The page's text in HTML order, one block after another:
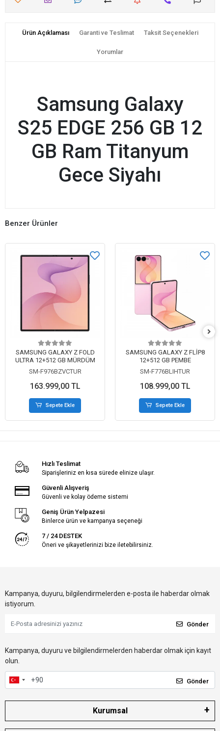
Ürün Açıklaması Garanti ve Teslimat Taksit Seçenekleri
Yorumlar
Samsung Galaxy
S25 EDGE 256 GB 12
GB Ram Titanyum
Gece Siyahı
Benzer Ürünler
SAMSUNG GALAXY Z FOLD
ULTRA 12+512 GB MÜRDÜM
SM-F976BZVCTUR
163.999,00 TL
Sepete Ekle
SAMSUNG GALAXY Z FLİP8
12+512 GB PEMBE
SM-F776BLIHTUR
108.999,00 TL
Sepete Ekle
Hızlı Teslimat
Siparişleriniz en kısa sürede elinize ulaşır.
Güvenli Alışveriş
Güvenli ve kolay ödeme sistemi
Geniş Ürün Yelpazesi
Binlerce ürün ve kampanya seçeneği
7 / 24 DESTEK
Öneri ve şikayetlerinizi bize iletebilirsiniz.
Kampanya, duyuru, bilgilendirmelerden e-posta ile haberdar olmak
istiyorum.
Gönder
Kampanya, duyuru ve bilgilendirmelerden haberdar olmak için kayıt
olun.
Gönder
Kurumsal